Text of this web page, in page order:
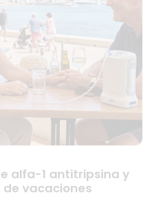
alfa-1 antitripsina y
vacaciones